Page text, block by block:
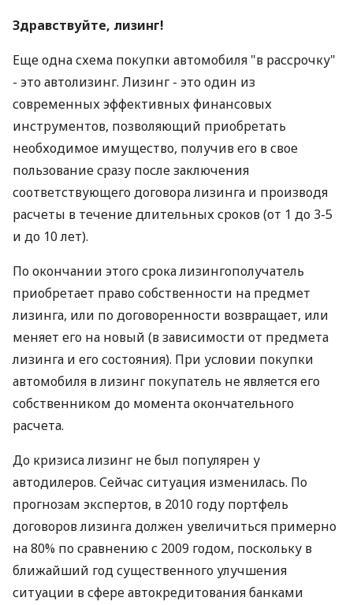
Здравствуйте, лизинг!
Еще одна схема покупки автомобиля "в рассрочку"
- это автолизинг. Лизинг - это один из
современных эффективных финансовых
инструментов, позволяющий приобретать
необходимое имущество, получив его в свое
пользование сразу после заключения
соответствующего договора лизинга и производя
расчеты в течение длительных сроков (от 1 до 3-5
и до 10 лет).
По окончании этого срока лизингополучатель
приобретает право собственности на предмет
лизинга, или по договоренности возвращает, или
меняет его на новый (в зависимости от предмета
лизинга и его состояния). При условии покупки
автомобиля в лизинг покупатель не является его
собственником до момента окончательного
расчета.
До кризиса лизинг не был популярен у
автодилеров. Сейчас ситуация изменилась. По
прогнозам экспертов, в 2010 году портфель
договоров лизинга должен увеличиться примерно
на 80% по сравнению с 2009 годом, поскольку в
ближайший год существенного улучшения
ситуации в сфере автокредитования банками